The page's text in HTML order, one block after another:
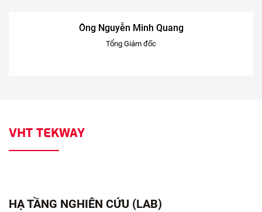
Ông Nguyễn Minh Quang
Tổng Giám đốc
VHT TEKWAY
HẠ TẦNG NGHIÊN CỨU (LAB)